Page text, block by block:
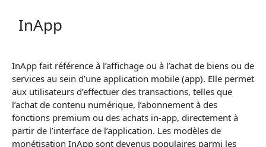
InApp
InApp fait référence à l’affichage ou à l’achat de biens ou de
services au sein d’une application mobile (app). Elle permet
aux utilisateurs d’effectuer des transactions, telles que
l’achat de contenu numérique, l’abonnement à des
fonctions premium ou des achats in-app, directement à
partir de l’interface de l’application. Les modèles de
monétisation InApp sont devenus populaires parmi les